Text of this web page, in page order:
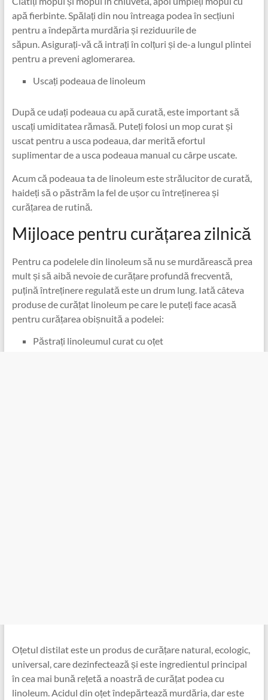
apă fierbinte. Spălați din nou întreaga podea în secțiuni
pentru a îndepărta murdăria și reziduurile de
săpun. Asigurați-vă că intrați în colțuri și de-a lungul plintei
pentru a preveni aglomerarea.
Uscați podeaua de linoleum
După ce udați podeaua cu apă curată, este important să
uscați umiditatea rămasă. Puteți folosi un mop curat și
uscat pentru a usca podeaua, dar merită efortul
suplimentar de a usca podeaua manual cu cârpe uscate.
Acum că podeaua ta de linoleum este strălucitor de curată,
haideți să o păstrăm la fel de ușor cu întreținerea și
curățarea de rutină.
Mijloace pentru curățarea zilnică
Pentru ca podelele din linoleum să nu se murdărească prea
mult și să aibă nevoie de curățare profundă frecventă,
puțină întreținere regulată este un drum lung. Iată câteva
produse de curățat linoleum pe care le puteți face acasă
pentru curățarea obișnuită a podelei:
Păstrați linoleumul curat cu oțet
Oțetul distilat este un produs de curățare natural, ecologic,
universal, care dezinfectează și este ingredientul principal
în cea mai bună rețetă a noastră de curățat podea cu
linoleum. Acidul din oțet îndepărtează murdăria, dar este